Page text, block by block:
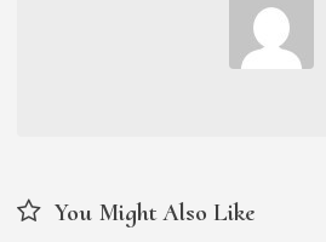
You Might Also Like